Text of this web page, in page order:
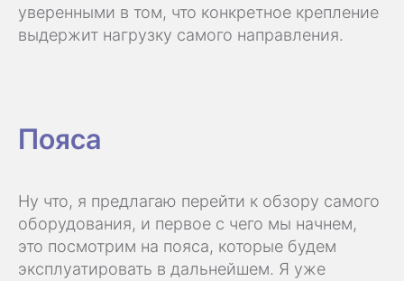
уверенными в том, что конкретное крепление
выдержит нагрузку самого направления.
Пояса
Ну что, я предлагаю перейти к обзору самого
оборудования, и первое с чего мы начнем,
это посмотрим на пояса, которые будем
эксплуатировать в дальнейшем. Я уже